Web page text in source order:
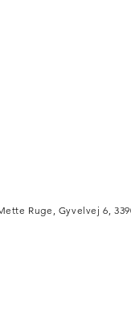
Ruge, Gyvelvej 6,